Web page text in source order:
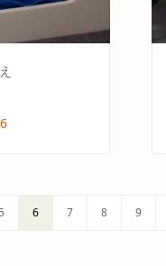
5 6 7 8 9